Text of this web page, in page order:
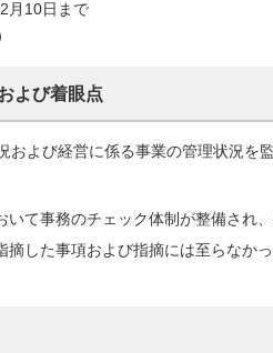
月10日まで
よび着眼点
および経営に係る事業の管理状況を
いて事務のチェック体制が整備され
摘した事項および指摘には至らなか